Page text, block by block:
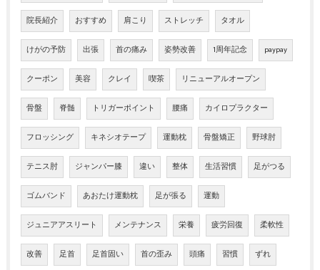
院長紹介 おすすめ 肩こり ストレッチ タオル
けがの予防 出張 首の痛み 姿勢改善 1周年記念 paypay
クーポン 美容 クレイ 喫茶 リニューアルオープン
骨盤 脊髄 トリガーポイント 腰痛 カイロプラクター
フロッシング キネシオテープ 運動枕 骨盤矯正 野球肘
テニス肘 ジャンパー膝 違い 整体 生活習慣 足がつる
ゴムバンド あおたけ運動枕 足が張る 運動
ジュニアアスリート メンテナンス 栄養 疲労回復 柔軟性
改善 足首 足首固い 首の歪み 頭痛 習慣 ずれ